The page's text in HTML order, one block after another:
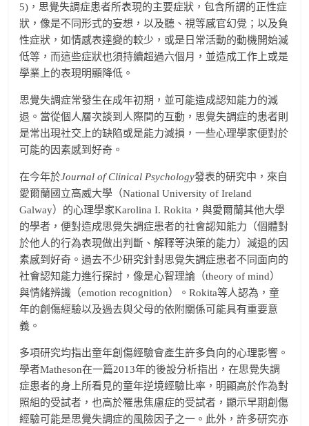
5)，思覺失調症患者所表現的主要症狀，包含所謂的正性症
狀，像是不同形式的妄想，以及聽、視等感官幻覺；以及負
性症狀，如情感表達變的較少，或是日常活動的動機開始減
低等，而這些症狀也須持續超過六個月，並造成工作上或是
學業上的表現明顯降低。
思覺失調症常發生在成年初期，並可能造成認知能力的減
退。當從個人層次談到人際間的互動，思覺失調症的患者則
是常出現社交上的缺陷或是能力減損，一些心理學家便對於
可能的因素感到好奇。
在今年於Journal of Clinical Psychology發表的研究中，來自
愛爾蘭國立高威大學（National University of Ireland
Galway）的心理學家Karolina I. Rokita，與愛爾蘭其他大學
的學者，便對造成思覺失調症患者的社會認知能力（個體對
於他人的行為表現做出判斷、解釋等決策的能力）減退的因
素感到好奇。過去不少研究針對思覺失調症患者不同面向的
社會認知能力進行探討，像是心智理論（theory of mind）
與情緒辨識（emotion recognition）。Rokita等人認為，童
年的創傷經驗以及過去與父母的依附關係可能具有重要意
義。
多項研究均指出童年創傷經驗會產生許多負向的心理影響。
學者Matheson在一篇2013年的後設分析指出，在思覺失調
症患者的身上所看見的童年逆境經驗比率，明顯高於作為對
照組的受試者，也高於罹患焦慮症的受試者，顯示早期創傷
經驗可能是思覺失調症的風險因子之一。此外，許多研究亦